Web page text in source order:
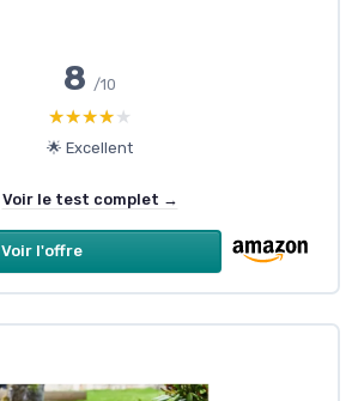
8 /10
★★★★★
★★★★★
🌟 Excellent
Voir le test complet →
Voir l'offre